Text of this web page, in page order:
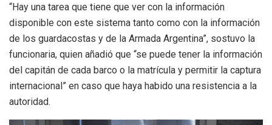
“Hay una tarea que tiene que ver con la información
disponible con este sistema tanto como con la información
de los guardacostas y de la Armada Argentina”, sostuvo la
funcionaria, quien añadió que “se puede tener la información
del capitán de cada barco o la matrícula y permitir la captura
internacional” en caso que haya habido una resistencia a la
autoridad.